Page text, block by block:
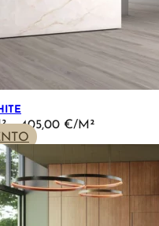
– 405,00 €
PRICE
THROUGH
405,00 €